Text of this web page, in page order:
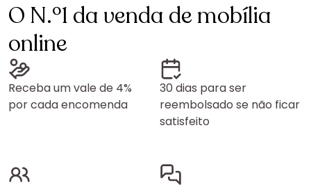
O N.º1 da venda de mobília
online
Receba um vale de 4%
por cada encomenda
30 dias para ser
reembolsado se não ficar
satisfeito